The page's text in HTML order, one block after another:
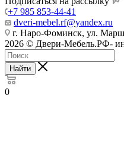
+7 985 853-44-41
dveri-mebel.rf@yandex.ru
г. Наро-Фоминск, ул.
2026 © Двери-Мебель.РФ-
Найти
0